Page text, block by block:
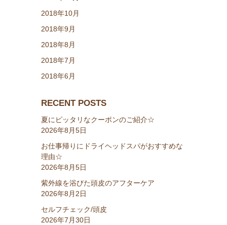
2018年10月
2018年9月
2018年8月
2018年7月
2018年6月
RECENT POSTS
夏にピッタリなクーポンのご紹介☆
2026年8月5日
お仕事帰りにドライヘッドスパがおすすめな
理由☆
2026年8月5日
紫外線を浴びた頭皮のアフターケア
2026年8月2日
セルフチェック/頭皮
2026年7月30日